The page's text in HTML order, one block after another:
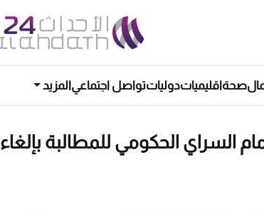
صحةاقليمياتدولياتتواصل اجتماعيالمزيد
السراي الحكومي للمطالبة بإلغاء